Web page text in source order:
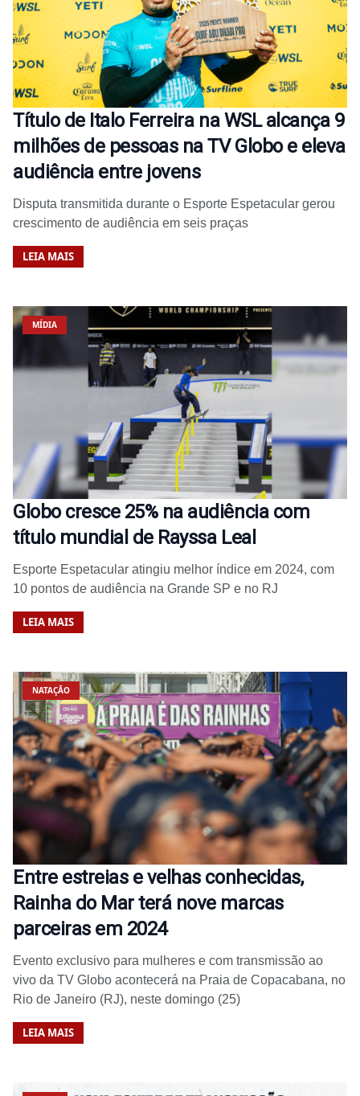
Título de Italo Ferreira na WSL alcança 9
milhões de pessoas na TV Globo e eleva
audiência entre jovens
Disputa transmitida durante o Esporte Espetacular gerou
crescimento de audiência em seis praças
LEIA MAIS
MÍDIA
Globo cresce 25% na audiência com
título mundial de Rayssa Leal
Esporte Espetacular atingiu melhor índice em 2024, com
10 pontos de audiência na Grande SP e no RJ
LEIA MAIS
NATAÇÃO
Entre estreias e velhas conhecidas,
Rainha do Mar terá nove marcas
parceiras em 2024
Evento exclusivo para mulheres e com transmissão ao
vivo da TV Globo acontecerá na Praia de Copacabana, no
Rio de Janeiro (RJ), neste domingo (25)
LEIA MAIS